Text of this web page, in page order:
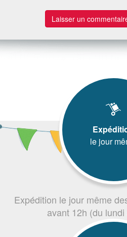
Laisser un
le jour
Expédition le jour même
avant 12h (du